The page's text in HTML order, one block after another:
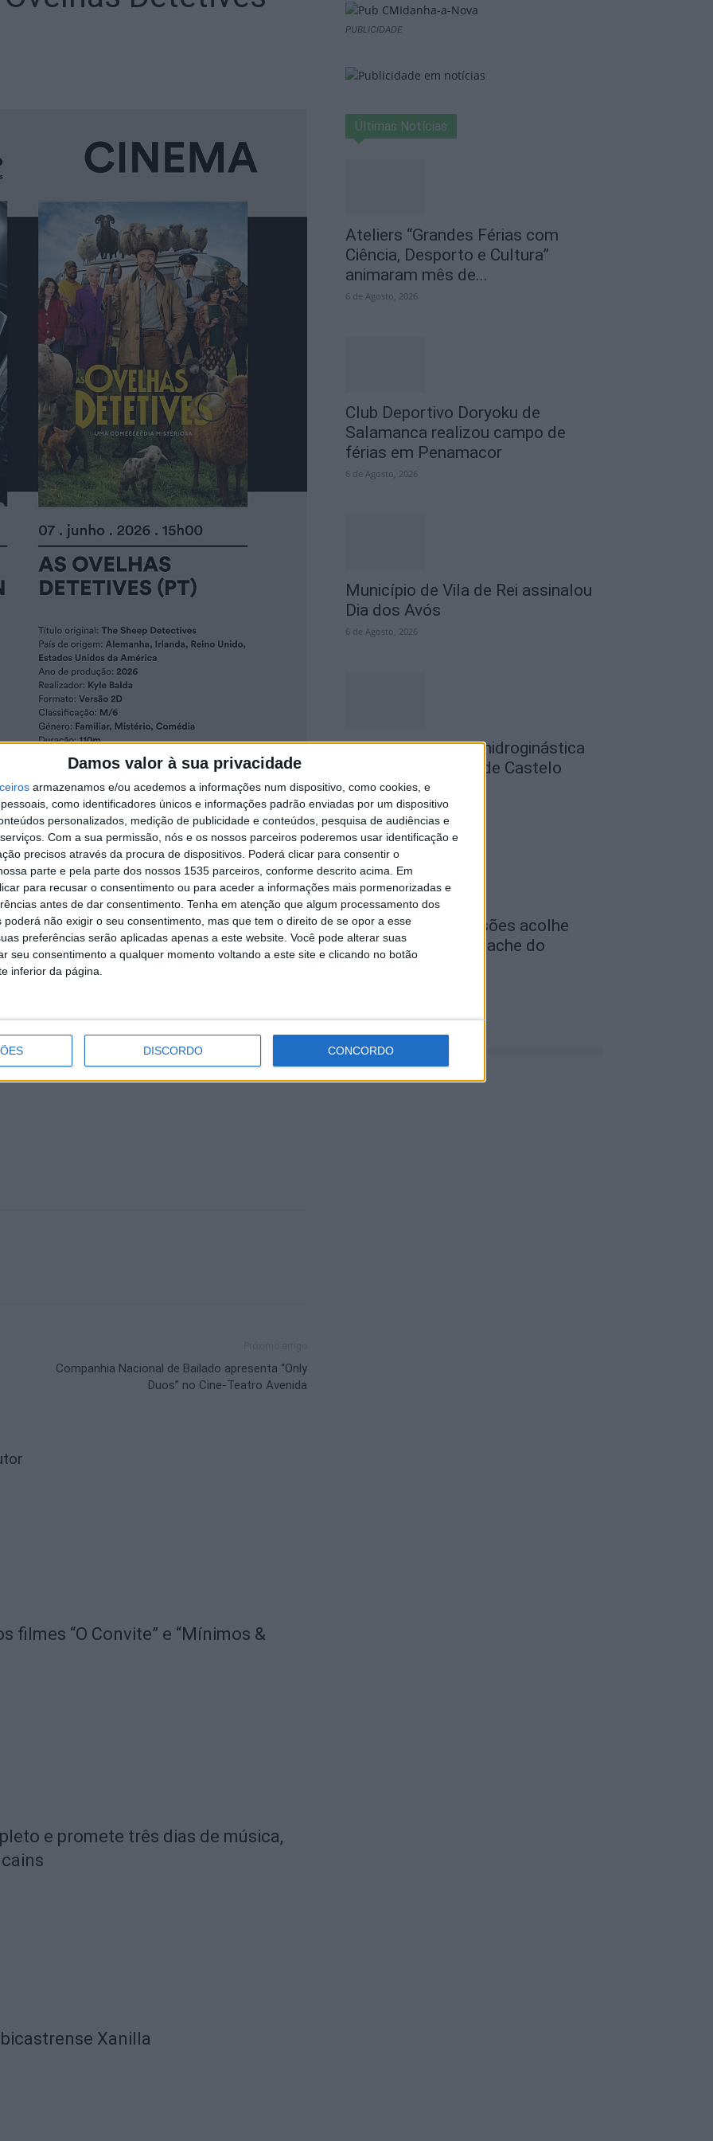
Damos valor à sua privacidade
armazenamos e/ou acedemos a informações num dispositivo, como cookies, e
como identificadores únicos e informações padrão enviadas por um dispositivo
personalizados, medição de publicidade e conteúdos, pesquisa de audiências e
Com a sua permissão, nós e os nossos parceiros poderemos usar identificação e
precisos através da procura de dispositivos. Poderá clicar para consentir o
parte e pela parte dos nossos 1535 parceiros, conforme descrito acima. Em
para recusar o consentimento ou para aceder a informações mais pormenorizadas e
antes de dar consentimento. Tenha em atenção que algum processamento dos
poderá não exigir o seu consentimento, mas que tem o direito de se opor a esse
preferências serão aplicadas apenas a este website. Você pode alterar suas
seu consentimento a qualquer momento voltando a este site e clicando no botão
inferior da página.
DISCORDO CONCORDO
recebe este fim-de-semana, 6 e 7 de junho, a
mundiais. O espaço municipal dinamiza a
na diversidade de géneros, consolidando a
sábado, dia 6, às 21h30, a longa-metragem de
Sob a direção do realizador Jon Favreau, este filme
Raiano abre as portas ao filme “As Ovelhas
com realização de Kyle Balda, une comédia,
em português, ideal para o público
Companhia Nacional de Bailado apresenta “Only
Duos” no Cine-Teatro Avenida
filmes “O Convite” e “Mínimos &
e promete três dias de música,
Xanilla
PUBLICIDADE
Últimas Notícias
Ateliers “Grandes Férias com
Ciência, Desporto e Cultura”
animaram mês de...
6 de Agosto, 2026
Club Deportivo Doryoku de
Salamanca realizou campo de
férias em Penamacor
6 de Agosto, 2026
Município de Vila de Rei assinalou
Dia dos Avós
6 de Agosto, 2026
Aulas gratuitas de hidroginástica
nas Piscinas Praia de Castelo
Branco e...
5 de Agosto, 2026
Seminário das Missões acolhe
Feira Anual de Cernache do